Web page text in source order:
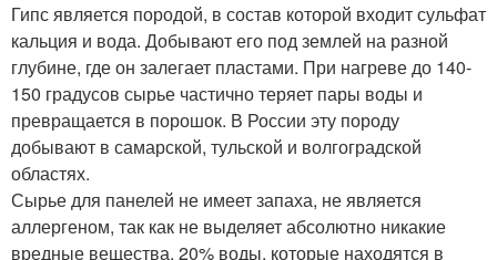
Гипс является породой, в состав которой входит сульфат
кальция и вода. Добывают его под землей на разной
глубине, где он залегает пластами. При нагреве до 140-
150 градусов сырье частично теряет пары воды и
превращается в порошок. В России эту породу
добывают в самарской, тульской и волгоградской
областях.
Сырье для панелей не имеет запаха, не является
аллергеном, так как не выделяет абсолютно никакие
вредные вещества. 20% воды, которые находятся в